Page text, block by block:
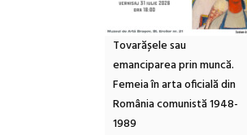
Tovarășele sau
emanciparea prin muncă.
Femeia în arta oficială din
România comunistă 1948-
1989